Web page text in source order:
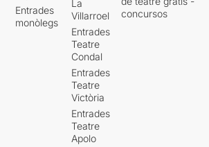
Entrades
monòlegs
La
Villarroel
Entrades
Teatre
Condal
Entrades
Teatre
Victòria
Entrades
Teatre
Apolo
concursos